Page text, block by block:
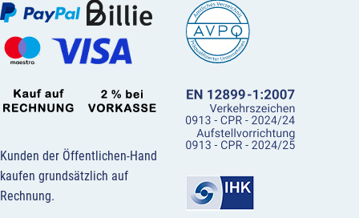
Kunden der Öffentlichen-Hand
kaufen grundsätzlich auf
Rechnung.